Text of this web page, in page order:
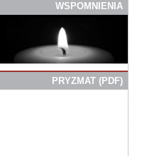
WSPOMNIENIA
PRYZMAT (PDF)